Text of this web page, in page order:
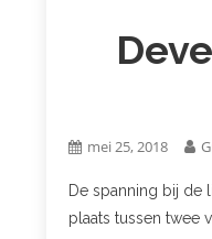
mei 25, 2018
De spanning bij de
plaats tussen twee